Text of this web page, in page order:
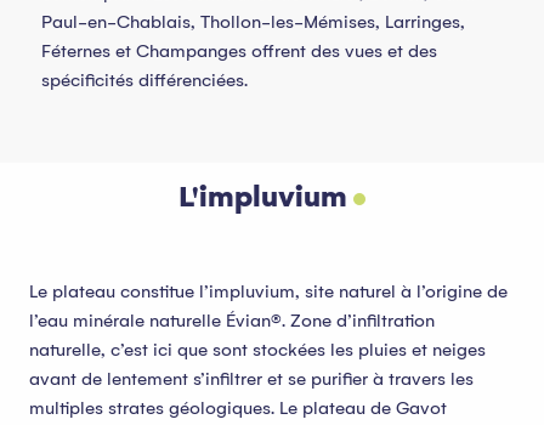
Paul-en-Chablais, Thollon-les-Mémises, Larringes,
Féternes et Champanges offrent des vues et des
spécificités différenciées.
L'impluvium
Le plateau constitue l’impluvium, site naturel à l’origine de
l’eau minérale naturelle Évian®. Zone d’infiltration
naturelle, c’est ici que sont stockées les pluies et neiges
avant de lentement s’infiltrer et se purifier à travers les
multiples strates géologiques. Le plateau de Gavot